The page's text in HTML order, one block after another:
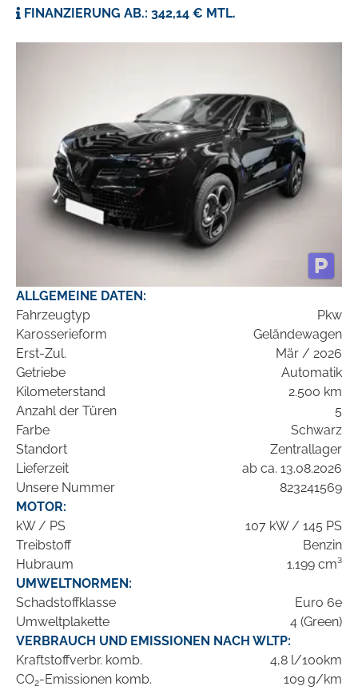
FINANZIERUNG AB.: 342,14 € MTL.
ALLGEMEINE DATEN:
Fahrzeugtyp
Pkw
Karosserieform
Geländewagen
Erst-Zul.
Mär / 2026
Getriebe
Automatik
Kilometerstand
2.500 km
Anzahl der Türen
5
Farbe
Schwarz
Standort
Zentrallager
Lieferzeit
ab ca. 13.08.2026
Unsere Nummer
823241569
MOTOR:
kW / PS
107 kW / 145 PS
Treibstoff
Benzin
Hubraum
1.199 cm³
UMWELTNORMEN:
Schadstoffklasse
Euro 6e
Umweltplakette
4 (Green)
VERBRAUCH UND EMISSIONEN NACH WLTP:
Kraftstoffverbr. komb.
4,8 l/100km
CO2-Emissionen komb.
109 g/km